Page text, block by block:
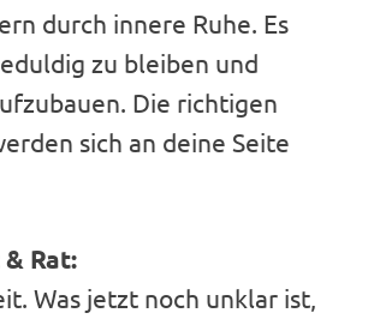
durch innere Ruhe. Es
zu bleiben und
Die richtigen
sich an deine Seite
Rat:
Was jetzt noch unklar ist,